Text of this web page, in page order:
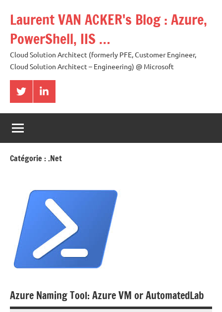
contenu
Laurent VAN ACKER's Blog : Azure,
PowerShell, IIS …
Cloud Solution Architect (formerly PFE, Customer Engineer,
Cloud Solution Architect – Engineering) @ Microsoft
TwitterLinkedIn
Catégorie :.Net
Azure Naming Tool: Azure VM or AutomatedLab